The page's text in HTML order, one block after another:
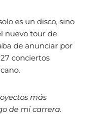
es un disco, sino
nuevo tour de
de anunciar por
conciertos
más
de mi carrera.